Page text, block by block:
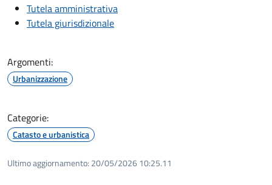
Tutela amministrativa
Tutela giurisdizionale
Argomenti:
Urbanizzazione
Categorie:
Catasto e urbanistica
Ultimo aggiornamento: 20/05/2026 10:25.11